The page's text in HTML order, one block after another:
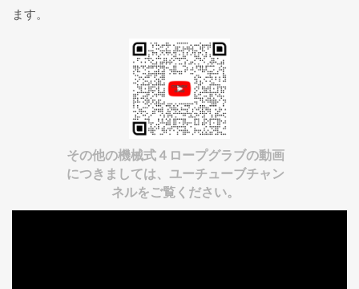
ます。
その他の機械式４ロープグラブの動画
につきましては、ユーチューブチャン
ネルをご覧ください。